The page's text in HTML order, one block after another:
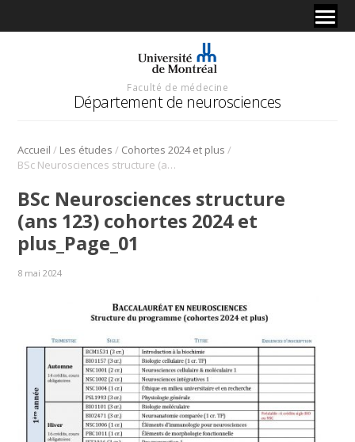
Faculté de médecine
Département de neurosciences
Accueil / Les études / Cohortes 2024 et plus /
BSc Neurosciences structure (ans 123) cohortes 2024 et plus_Page_01
BSc Neurosciences structure
(ans 123) cohortes 2024 et
plus_Page_01
8 mai 2024